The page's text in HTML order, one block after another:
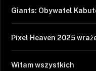
Giants: Obywatel
Pixel Heaven 2025
Witam wszystkich